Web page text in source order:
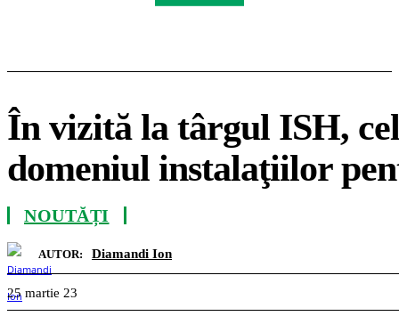
În vizită la târgul ISH,
domeniul instalaţiilor
NOUTĂȚI
AUTOR: Diamandi Ion
25 martie 23